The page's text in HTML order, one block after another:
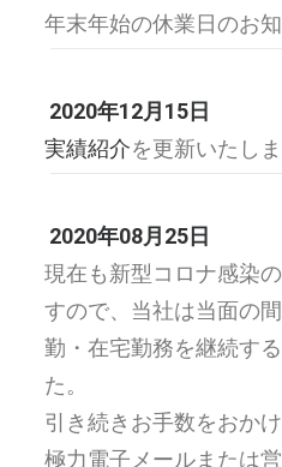
年末年始の休業日のお
2020年12月15日
実績紹介を更新いたしま
2020年08月25日
現在も新型コロナ感染
すので、当社は当面の
勤・在宅勤務を継続す
た。
引き続きお手数をおか
極力電子メールまたは